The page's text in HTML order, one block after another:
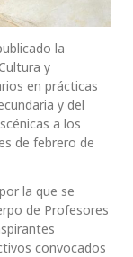
la
y
en prácticas
y del
a los
de febrero de
la que se
de Profesores
convocados